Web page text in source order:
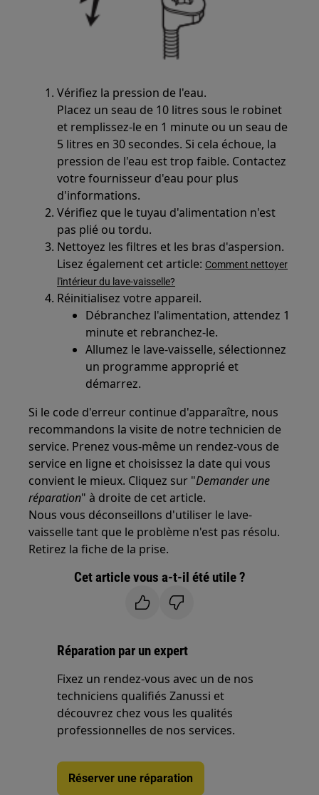
Vérifiez la pression de l'eau.
Placez un seau de 10 litres sous le robinet
et remplissez-le en 1 minute ou un seau de
5 litres en 30 secondes. Si cela échoue, la
pression de l'eau est trop faible. Contactez
votre fournisseur d'eau pour plus
d'informations.
Vérifiez que le tuyau d'alimentation n'est
pas plié ou tordu.
Nettoyez les filtres et les bras d'aspersion.
Lisez également cet article: Comment nettoyer
l'intérieur du lave-vaisselle?
Réinitialisez votre appareil.
Débranchez l'alimentation, attendez 1
minute et rebranchez-le.
Allumez le lave-vaisselle, sélectionnez
un programme approprié et
démarrez.
Si le code d'erreur continue d'apparaître, nous
recommandons la visite de notre technicien de
service. Prenez vous-même un rendez-vous de
service en ligne et choisissez la date qui vous
convient le mieux. Cliquez sur "Demander une
réparation" à droite de cet article.
Nous vous déconseillons d'utiliser le lave-
vaisselle tant que le problème n'est pas résolu.
Retirez la fiche de la prise.
Cet article vous a-t-il été utile ?
Réparation par un expert
Fixez un rendez-vous avec un de nos
techniciens qualifiés Zanussi et
découvrez chez vous les qualités
professionnelles de nos services.
Réserver une réparation